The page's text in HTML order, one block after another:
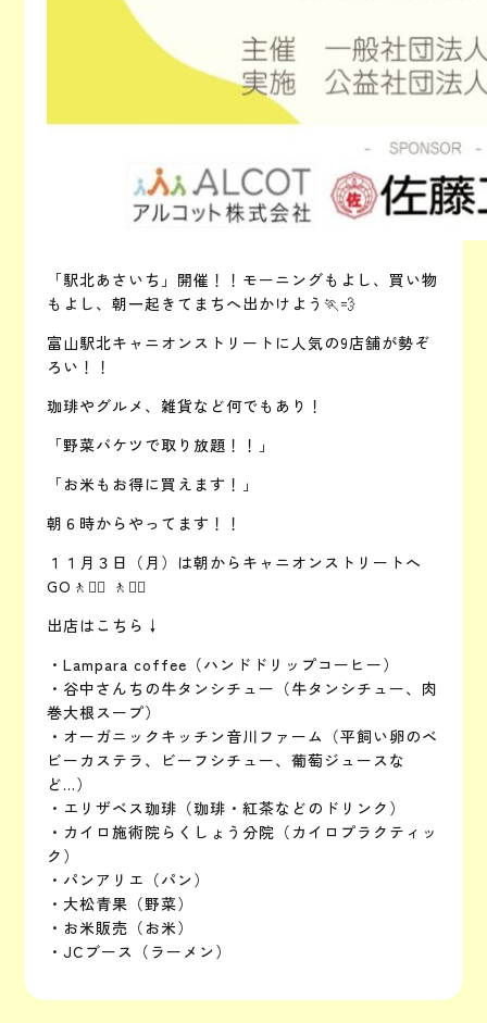
「駅北あさいち」開催！！モーニングもよし、買い物
もよし、朝一起きてまちへ出かけよう🏃💨
富山駅北キャニオンストリートに人気の9店舗が勢ぞ
ろい！！
珈琲やグルメ、雑貨など何でもあり！
「野菜バケツで取り放題！！」
「お米もお得に買えます！」
朝６時からやってます！！
１１月３日（月）は朝からキャニオンストリートへ
GO🚶🚶‍♀️ 🚶🚶‍♀️
出店はこちら↓
・Lampara coffee（ハンドドリップコーヒー）
・谷中さんちの牛タンシチュー（牛タンシチュー、肉
巻大根スープ）
・オーガニックキッチン音川ファーム（平飼い卵のベ
ビーカステラ、ビーフシチュー、葡萄ジュースな
ど…）
・エリザベス珈琲（珈琲・紅茶などのドリンク）
・カイロ施術院らくしょう分院（カイロプラクティッ
ク）
・パンアリエ（パン）
・大松青果（野菜）
・お米販売（お米）
・JCブース（ラーメン）